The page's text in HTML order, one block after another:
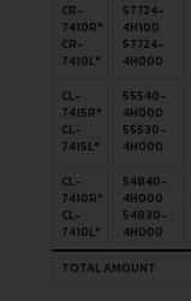
CR-
7410R*
CR-
7410L*
57724-
4H100
57724-
4H000
CL-
7415R*
CL-
7415L*
55540-
4H000
55530-
4H000
CL-
7410R*
CL-
7410L*
54840-
4H000
54830-
4H000
TOTAL AMOUNT